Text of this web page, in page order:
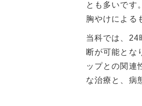
とも多いです
胸やけによる
当科では、24
断が可能とな
ップとの関連
な治療と、病